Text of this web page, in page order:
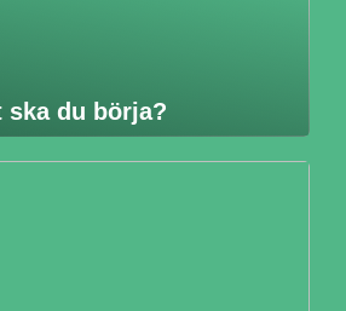
ska du börja?